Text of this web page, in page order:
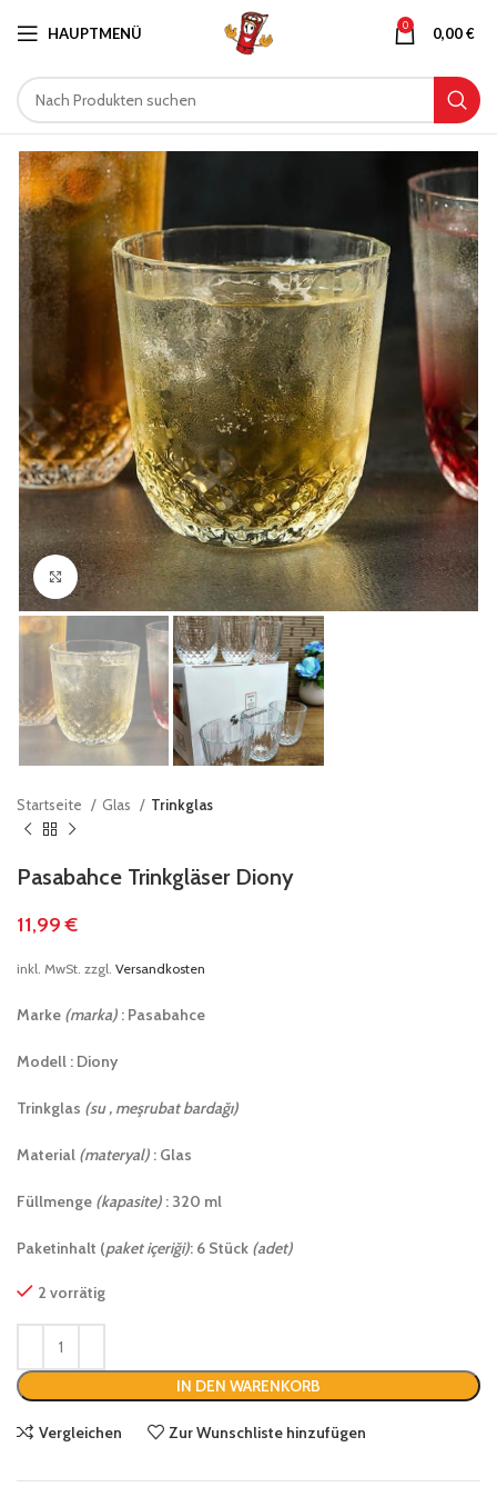
HAUPTMENÜ 0 0,00€
klicken um zu vergrößern
Startseite Glas Trinkglas
Pasabahce Trinkgläser Diony
11,99€
inkl. MwSt. zzgl. Versandkosten
Marke (marka) : Pasabahce
Modell : Diony
Trinkglas (su , meşrubat bardağı)
Material (materyal) : Glas
Füllmenge (kapasite) : 320 ml
Paketinhalt (paket içeriği): 6 Stück (adet)
2 vorrätig
IN DEN WARENKORB
Vergleichen Zur Wunschliste hinzufügen